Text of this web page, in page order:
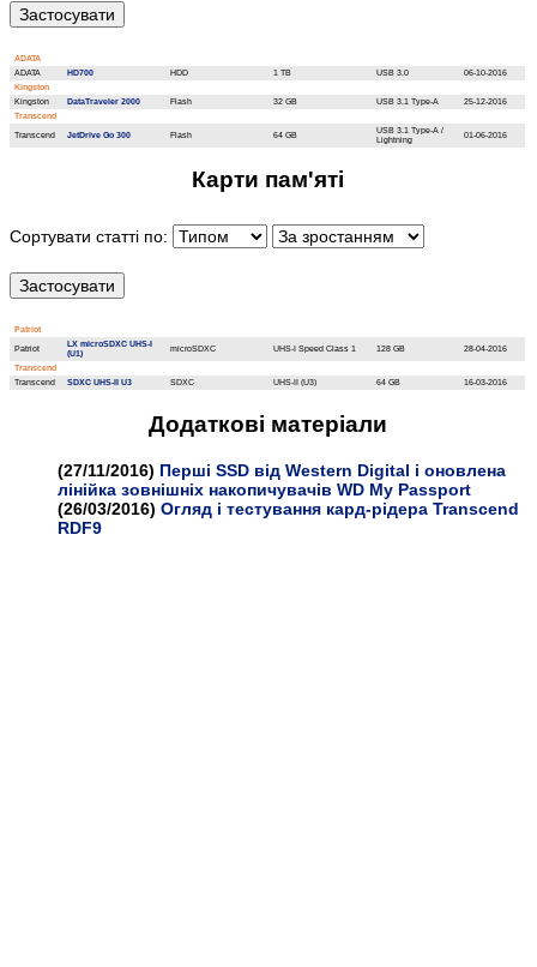
ADATA
ADATA
HD700 HDD 1 TB USB 3.0
06-10-2016
Kingston
Kingston
DataTraveler 2000 Flash 32 GB USB 3.1 Type-A
25-12-2016
Transcend
Transcend
JetDrive Go 300 Flash 64 GB
USB 3.1 Type-A /
Lightning
01-06-2016
Карти пам'яті
Сортувати статті по:
Patriot
Patriot
LX microSDXC UHS-I
(U1)
microSDXC UHS-I Speed Class 1 128 GB
28-04-2016
Transcend
Transcend
SDXC UHS-II U3 SDXC UHS-II (U3) 64 GB 16-03-2016
Додатковi матерiали
(27/11/2016) Перші SSD від Western Digital і оновлена
лінійка зовнішніх накопичувачів WD My Passport
(26/03/2016) Огляд і тестування кард-рідера Transcend
RDF9